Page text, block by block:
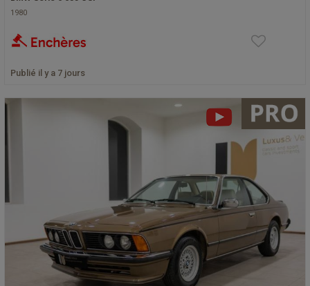
1980
Publié il y a 7 jours